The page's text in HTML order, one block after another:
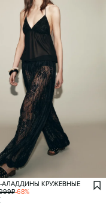
АЛАДДИНЫ КРУЖЕВНЫЕ
₽-68%